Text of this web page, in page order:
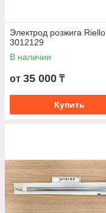
Электрод розжига Riello
3012129
В наличии
от 35 000 ₸
Купить